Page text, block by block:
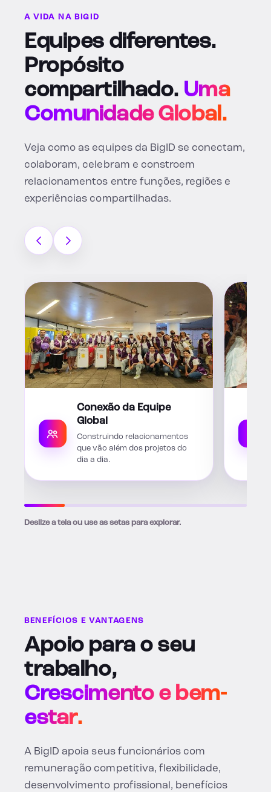
A VIDA NA BIGID
Equipes diferentes.
Propósito
compartilhado. Uma
Comunidade Global.
Veja como as equipes da BigID se conectam,
colaboram, celebram e constroem
relacionamentos entre funções, regiões e
experiências compartilhadas.
Conexão da Equipe
Global
Construindo relacionamentos
que vão além dos projetos do
dia a dia.
Deslize a tela ou use as setas para explorar.
BENEFÍCIOS E VANTAGENS
Apoio para o seu
trabalho,
Crescimento e bem-
estar.
A BigID apoia seus funcionários com
remuneração competitiva, flexibilidade,
desenvolvimento profissional, benefícios